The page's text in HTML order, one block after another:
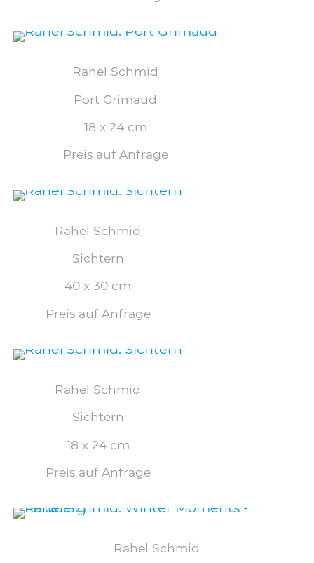
Rahel Schmid
Port Grimaud
18 x 24 cm
Preis auf Anfrage
Rahel Schmid
Sichtern
40 x 30 cm
Preis auf Anfrage
Rahel Schmid
Sichtern
18 x 24 cm
Preis auf Anfrage
Rahel Schmid